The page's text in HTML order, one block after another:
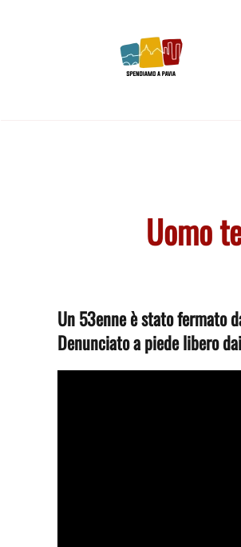
Skip to main content
Uomo
Un 53enne è stato fermato
Denunciato a piede libero